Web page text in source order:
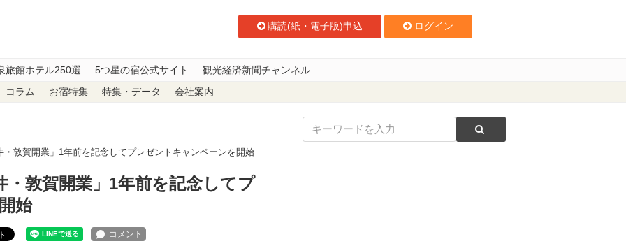
購読(紙・電子版)申込 ログイン
旅館ホテル250選 5つ星の宿公式サイト 観光経済新聞チャンネル
コラム お宿特集 特集・データ 会社案内
敦賀開業」1年前を記念してプレゼントキャンペーンを開始
・敦賀開業」1年前を記念してプ
始